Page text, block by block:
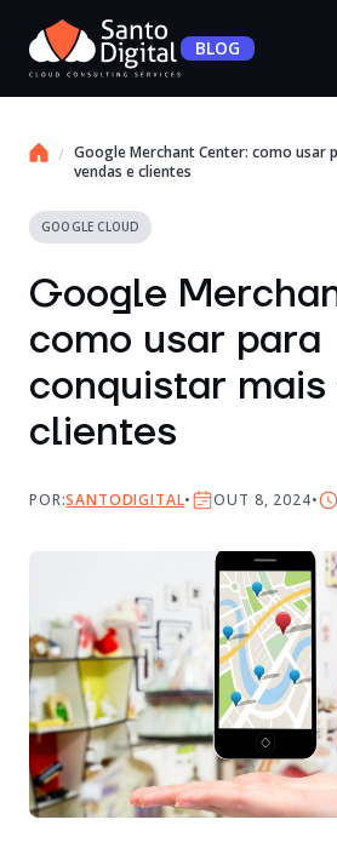
BLOG
Google Merchant Center: como usar
vendas e clientes
GOOGLE CLOUD
Google
como usar para
conquistar mais
clientes
POR:SANTODIGITAL OUT 8, 2024